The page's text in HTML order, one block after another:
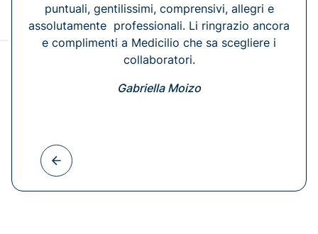
puntuali, gentilissimi, comprensivi, allegri e
assolutamente professionali. Li ringrazio ancora
e complimenti a Medicilio che sa scegliere i
collaboratori.
Gabriella Moizo